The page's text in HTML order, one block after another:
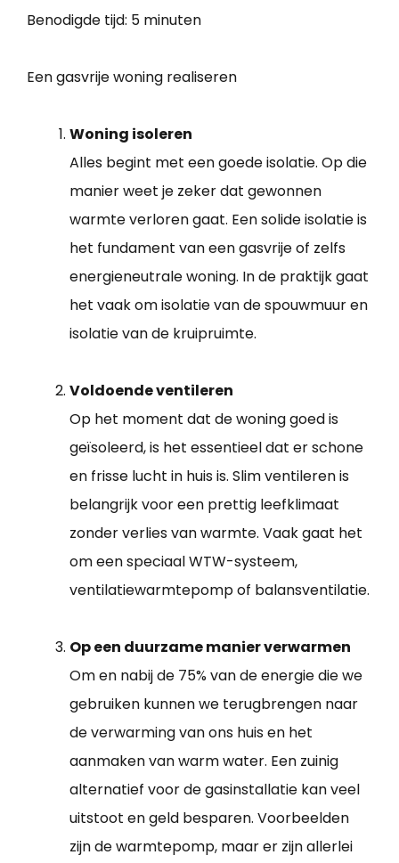
Benodigde tijd: 5 minuten
Een gasvrije woning realiseren
Woning isoleren
Alles begint met een goede isolatie. Op die
manier weet je zeker dat gewonnen
warmte verloren gaat. Een solide isolatie is
het fundament van een gasvrije of zelfs
energieneutrale woning. In de praktijk gaat
het vaak om isolatie van de spouwmuur en
isolatie van de kruipruimte.
Voldoende ventileren
Op het moment dat de woning goed is
geïsoleerd, is het essentieel dat er schone
en frisse lucht in huis is. Slim ventileren is
belangrijk voor een prettig leefklimaat
zonder verlies van warmte. Vaak gaat het
om een speciaal WTW-systeem,
ventilatiewarmtepomp of balansventilatie.
Op een duurzame manier verwarmen
Om en nabij de 75% van de energie die we
gebruiken kunnen we terugbrengen naar
de verwarming van ons huis en het
aanmaken van warm water. Een zuinig
alternatief voor de gasinstallatie kan veel
uitstoot en geld besparen. Voorbeelden
zijn de warmtepomp, maar er zijn allerlei